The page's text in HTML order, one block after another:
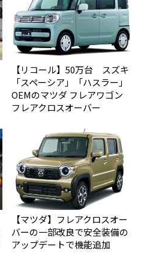
【リコール】50万台 スズキ
「スペーシア」「ハスラー」
OEMのマツダ フレアワゴン
フレアクロスオーバー
【マツダ】フレアクロスオー
バーの一部改良で安全装備の
アップデートで機能追加